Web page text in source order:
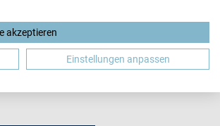
DE
akzeptieren
Einstellungen anpassen